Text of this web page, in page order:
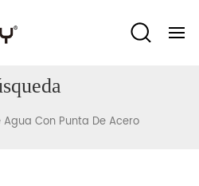
Agua Con Punta De Acero